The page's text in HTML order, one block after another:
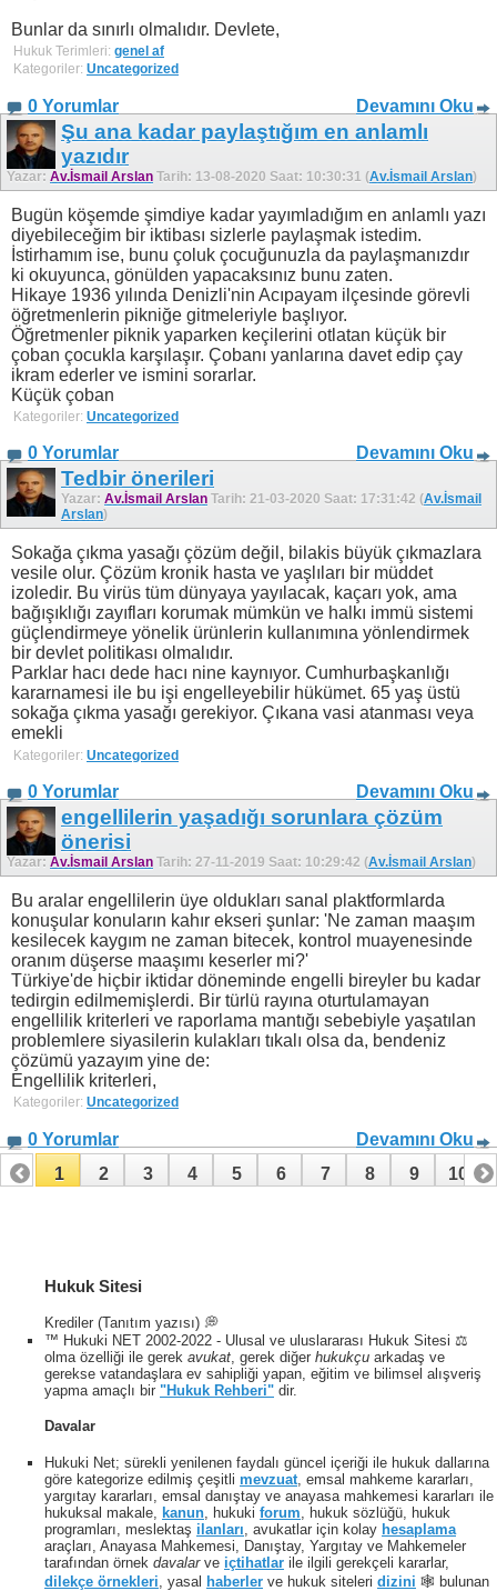
Bunlar da sınırlı olmalıdır. Devlete,
Hukuk Terimleri: genel af
Kategoriler: Uncategorized
0 Yorumlar Devamını Oku
Şu ana kadar paylaştığım en anlamlı
yazıdır
Yazar: Av.İsmail Arslan Tarih: 13-08-2020 Saat: 10:30:31 (Av.İsmail Arslan)
Bugün köşemde şimdiye kadar yayımladığım en anlamlı yazı
diyebileceğim bir iktibası sizlerle paylaşmak istedim.
İstirhamım ise, bunu çoluk çocuğunuzla da paylaşmanızdır
ki okuyunca, gönülden yapacaksınız bunu zaten.
Hikaye 1936 yılında Denizli'nin Acıpayam ilçesinde görevli
öğretmenlerin pikniğe gitmeleriyle başlıyor.
Öğretmenler piknik yaparken keçilerini otlatan küçük bir
çoban çocukla karşılaşır. Çobanı yanlarına davet edip çay
ikram ederler ve ismini sorarlar.
Küçük çoban
Kategoriler: Uncategorized
0 Yorumlar Devamını Oku
Tedbir önerileri
Yazar: Av.İsmail Arslan Tarih: 21-03-2020 Saat: 17:31:42 (Av.İsmail
Arslan)
Sokağa çıkma yasağı çözüm değil, bilakis büyük çıkmazlara
vesile olur. Çözüm kronik hasta ve yaşlıları bir müddet
izoledir. Bu virüs tüm dünyaya yayılacak, kaçarı yok, ama
bağışıklığı zayıfları korumak mümkün ve halkı immü sistemi
güçlendirmeye yönelik ürünlerin kullanımına yönlendirmek
bir devlet politikası olmalıdır.
Parklar hacı dede hacı nine kaynıyor. Cumhurbaşkanlığı
kararnamesi ile bu işi engelleyebilir hükümet. 65 yaş üstü
sokağa çıkma yasağı gerekiyor. Çıkana vasi atanması veya
emekli
Kategoriler: Uncategorized
0 Yorumlar Devamını Oku
engellilerin yaşadığı sorunlara çözüm
önerisi
Yazar: Av.İsmail Arslan Tarih: 27-11-2019 Saat: 10:29:42 (Av.İsmail Arslan)
Bu aralar engellilerin üye oldukları sanal plaktformlarda
konuşular konuların kahır ekseri şunlar: 'Ne zaman maaşım
kesilecek kaygım ne zaman bitecek, kontrol muayenesinde
oranım düşerse maaşımı keserler mi?'
Türkiye'de hiçbir iktidar döneminde engelli bireyler bu kadar
tedirgin edilmemişlerdi. Bir türlü rayına oturtulamayan
engellilik kriterleri ve raporlama mantığı sebebiyle yaşatılan
problemlere siyasilerin kulakları tıkalı olsa da, bendeniz
çözümü yazayım yine de:
Engellilik kriterleri,
Kategoriler: Uncategorized
0 Yorumlar
Devamını Oku
1
2 3 4 5 6 7 8 9 10
Hukuk Sitesi
Krediler (Tanıtım yazısı) 💭
™ Hukuki NET 2002-2022 - Ulusal ve uluslararası Hukuk Sitesi ⚖️
olma özelliği ile gerek avukat, gerek diğer hukukçu arkadaş ve
gerekse vatandaşlara ev sahipliği yapan, eğitim ve bilimsel alışveriş
yapma amaçlı bir "Hukuk Rehberi" dir.
Davalar
Hukuki Net; sürekli yenilenen faydalı güncel içeriği ile hukuk dallarına
göre kategorize edilmiş çeşitli mevzuat , emsal mahkeme kararları,
yargıtay kararları, emsal danıştay ve anayasa mahkemesi kararları ile
hukuksal makale, kanun , hukuki forum , hukuk sözlüğü, hukuk
programları, meslektaş ilanları , avukatlar için kolay hesaplama
araçları, Anayasa Mahkemesi, Danıştay, Yargıtay ve Mahkemeler
tarafından örnek davalarve içtihatlar ile ilgili gerekçeli kararlar,
dilekçe örnekleri , yasal haberler ve hukuk siteleri dizini 🕸 bulunan